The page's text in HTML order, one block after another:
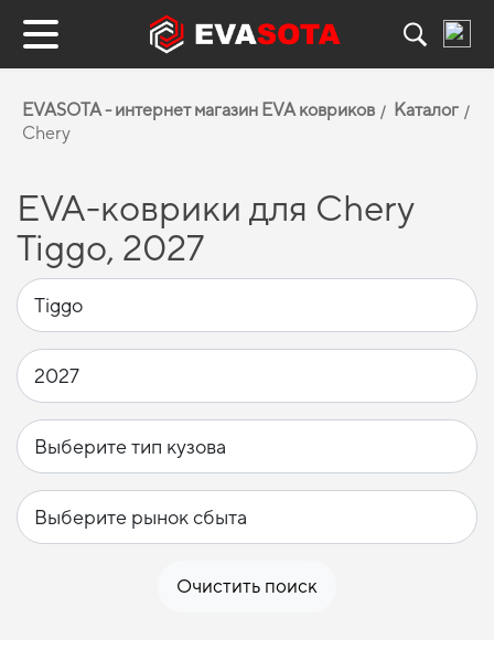
EVASOTA - интернет магазин EVA ковриков
Каталог
Chery
EVA-коврики для Chery
Tiggo, 2027
Очистить поиск